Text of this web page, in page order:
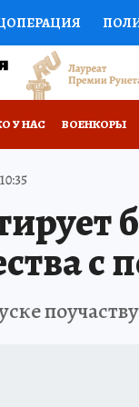
СПОРТ
ТЕСТЫ
У НАС ВОЕНКОРЫ
с